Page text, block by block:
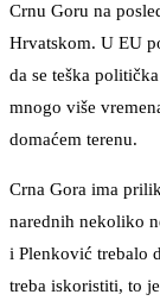
Crnu Goru na
Hrvatskom. U EU
da se teška
mnogo više
domaćem terenu.
Crna Gora ima
narednih nekoliko
i Plenković trebalo
treba iskoristiti, to